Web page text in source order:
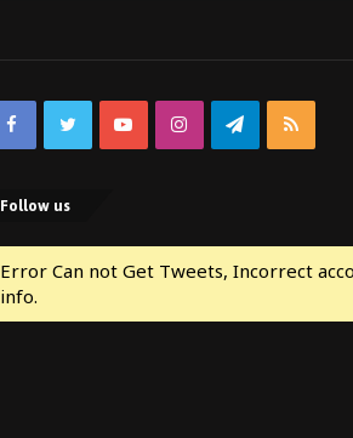
FacebookTwitterYouTubeInstagramTelegram
RSS
Follow us
Error Can not Get Tweets, Incorrect
info.